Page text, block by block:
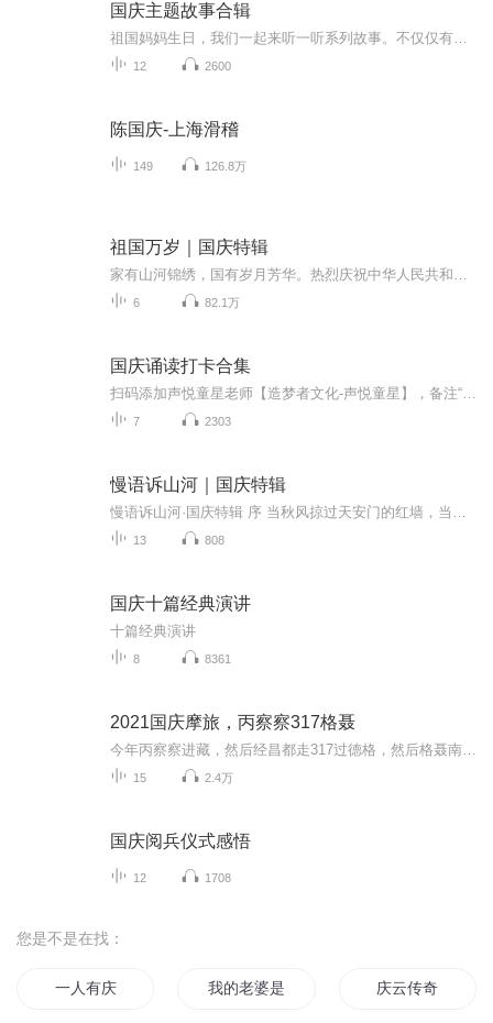
国庆主题故事合辑
12 2600
陈国庆-上海滑稽
149 126.8万
祖国万岁｜国庆特辑
6 82.1万
国庆诵读打卡合集
7 2303
慢语诉山河｜国庆特辑
13 808
国庆十篇经典演讲
十篇经典演讲
8 8361
2021国庆摩旅，丙察察317格聂
15 2.4万
国庆阅兵仪式感悟
12 1708
您是不是在找：
一人有庆 我的老婆是大款 庆云传奇